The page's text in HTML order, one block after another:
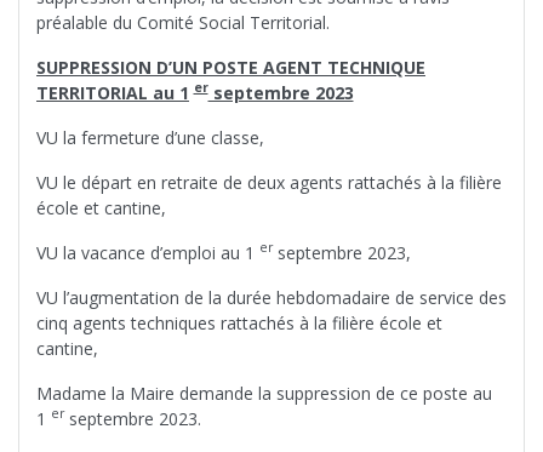
préalable du Comité Social Territorial.
SUPPRESSION D’UN POSTE AGENT TECHNIQUE
TERRITORIAL au 1 erseptembre 2023
VU la fermeture d’une classe,
VU le départ en retraite de deux agents rattachés à la filière
école et cantine,
VU la vacance d’emploi au 1 erseptembre 2023,
VU l’augmentation de la durée hebdomadaire de service des
cinq agents techniques rattachés à la filière école et
cantine,
Madame la Maire demande la suppression de ce poste au
1 erseptembre 2023.